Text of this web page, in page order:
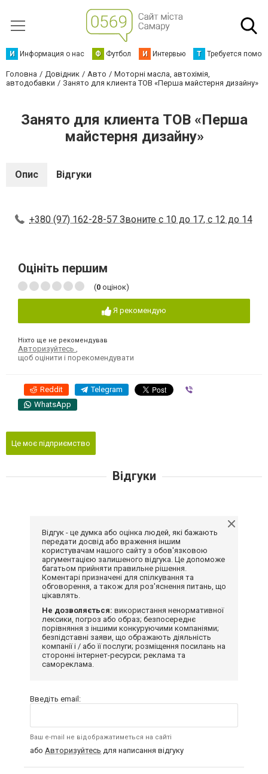
И Информация о нас Ф Футбол И Интервью Т Требуется
Головна Довідник Авто
Моторні масла, автохімія,
автодобавки
Занято для клиента ТОВ «Перша майстерня дизайну»
Занято для клиента ТОВ «Перша
майстерня дизайну»
Опис Відгуки
+380 (97) 162-28-57 Звоните с 10 до 17, с 12 до 14
Оцініть першим
(0 оцінок)
Я рекомендую
Ніхто ще не рекомендував
Авторизуйтесь
щоб оцінити і порекомендувати
Reddit Telegram
WhatsApp
Це моє підприємство
Відгуки
Відгук - це думка або оцінка людей, які бажають
передати досвід або враження іншим
користувачам нашого сайту з обов'язковою
аргументацією залишеного відгука. Це допоможе
багатьом прийняти правильне рішення.
Коментарі призначені для спілкування та
обговорення, а також для роз'яснення питань, що
цікавлять.
Не дозволяється: використання ненормативної
лексики, погроз або образ; безпосереднє
порівняння з іншими конкуруючими компаніями;
безпідставні заяви, що ображають діяльність
компанії і / або її послуги; розміщення посилань на
сторонні інтернет-ресурси; реклама та
самореклама.
Введіть email:
Ваш e-mail не відображатиметься на сайті
або Авторизуйтесь для написання відгуку